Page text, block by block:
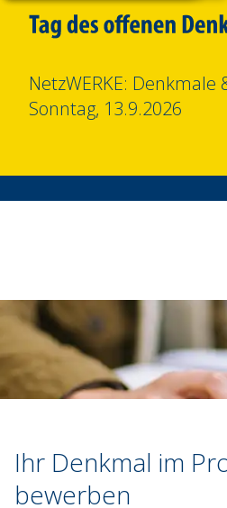
NetzWERKE:
Sonntag, 13.9.2026
Ihr Denkmal im
bewerben